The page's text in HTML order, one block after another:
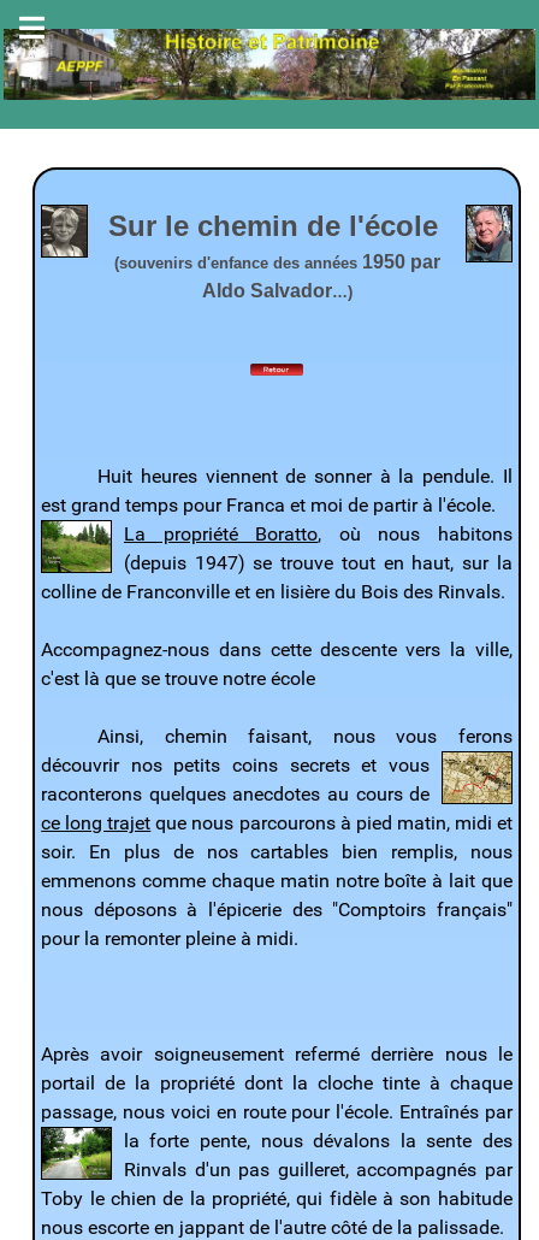
Sur le chemin de l'école
(souvenirs d'enfance des années 1950 par
Aldo Salvador…)
Huit heures viennent de sonner à la pendule. Il
est grand temps pour Franca et moi de partir à l'école.
La propriété Boratto, où nous habitons
(depuis 1947) se trouve tout en haut, sur la
colline de Franconville et en lisière du Bois des Rinvals.
Accompagnez-nous dans cette descente vers la ville,
c'est là que se trouve notre école
Ainsi, chemin faisant, nous vous ferons
découvrir nos petits coins secretset vous
raconterons quelques anecdotes au cours de
ce long trajet que nous parcourons à pied matin, midi et
soir. En plus de nos cartables bien remplis, nous
emmenons comme chaque matin notre boîte à lait que
nous déposons à l'épicerie des "Comptoirs français"
pour la remonter pleine à midi.
Après avoir soigneusement refermé derrière nous le
portail de la propriété dont la cloche tinte à chaque
passage, nous voici en route pour l'école. Entraînés par
la forte pente, nousdévalons la sente des
Rinvals d'un pas guilleret, accompagnés par
Toby le chien de la propriété, qui fidèle à son habitude
nous escorte en jappant de l'autre côté de la palissade.